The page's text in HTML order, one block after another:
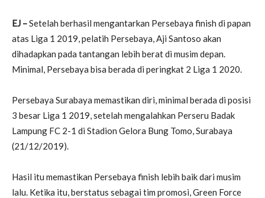
EJ –Setelah berhasil mengantarkan Persebaya finish di papan
atas Liga 1 2019, pelatih Persebaya, Aji Santoso akan
dihadapkan pada tantangan lebih berat di musim depan.
Minimal, Persebaya bisa berada di peringkat 2 Liga 1 2020.
Persebaya Surabaya memastikan diri, minimal berada di posisi
3 besar Liga 1 2019, setelah mengalahkan Perseru Badak
Lampung FC 2-1 di Stadion Gelora Bung Tomo, Surabaya
(21/12/2019).
Hasil itu memastikan Persebaya finish lebih baik dari musim
lalu. Ketika itu, berstatus sebagai tim promosi, Green Force